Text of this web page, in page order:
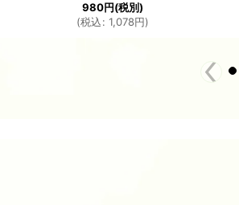
980円(税別)
(税込: 1,078円)